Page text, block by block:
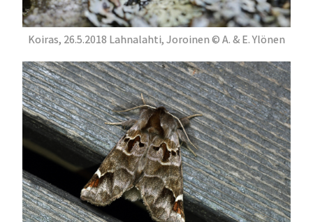
Koiras, 26.5.2018 Lahnalahti, Joroinen © A. & E. Ylönen